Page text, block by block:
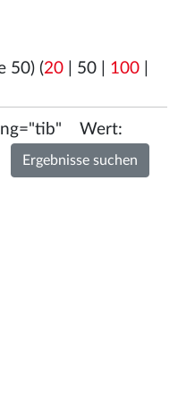
50) (20 50 100
Wert: